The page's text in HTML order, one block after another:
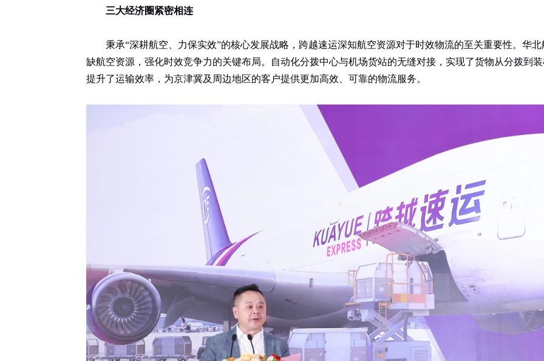
三大经济圈紧密相连
秉承“深耕航空、力保实效”的核心发展战略，跨越速运深知航空资源对于时效物流的至关重要性。华
缺航空资源，强化时效竞争力的关键布局。自动化分拨中心与机场货站的无缝对接，实现了货物从分拨到
提升了运输效率，为京津冀及周边地区的客户提供更加高效、可靠的物流服务。